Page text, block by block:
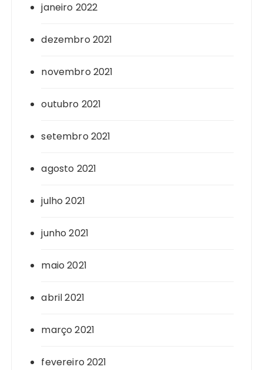
janeiro 2022
dezembro 2021
novembro 2021
outubro 2021
setembro 2021
agosto 2021
julho 2021
junho 2021
maio 2021
abril 2021
março 2021
fevereiro 2021